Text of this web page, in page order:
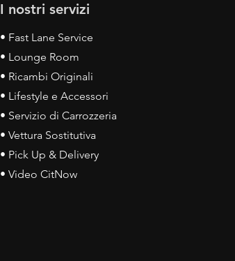
I nostri servizi
• Fast Lane Service
• Lounge Room
• Ricambi Originali
• Lifestyle e Accessori
• Servizio di Carrozzeria
• Vettura Sostitutiva
• Pick Up & Delivery
• Video CitNow